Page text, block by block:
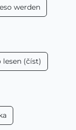
werden
lesen (číst)